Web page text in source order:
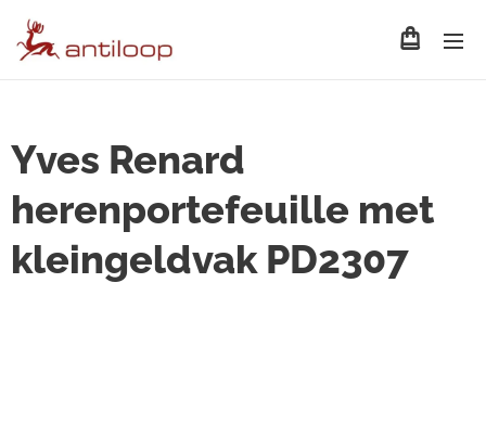
Yves Renard
herenportefeuille met
kleingeldvak PD2307